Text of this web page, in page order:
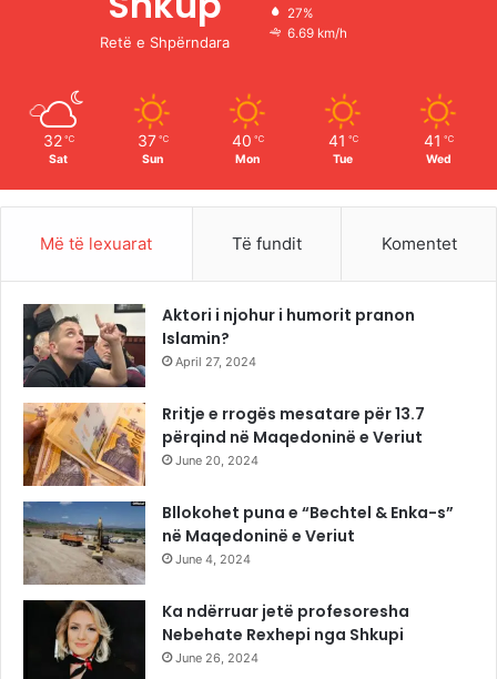
r
Retë e Shpërndara
27%
6.69 km/h
32 ℃
Sat
37 ℃
Sun
40 ℃
Mon
41 ℃
Tue
41 ℃
Wed
Më të lexuarat Të fundit Komentet
Aktori i njohur i humorit pranon
Islamin?
April 27, 2024
Rritje e rrogës mesatare për 13.7
përqind në Maqedoninë e Veriut
June 20, 2024
Bllokohet puna e “Bechtel & Enka-s”
në Maqedoninë e Veriut
June 4, 2024
Ka ndërruar jetë profesoresha
Nebehate Rexhepi nga Shkupi
June 26, 2024